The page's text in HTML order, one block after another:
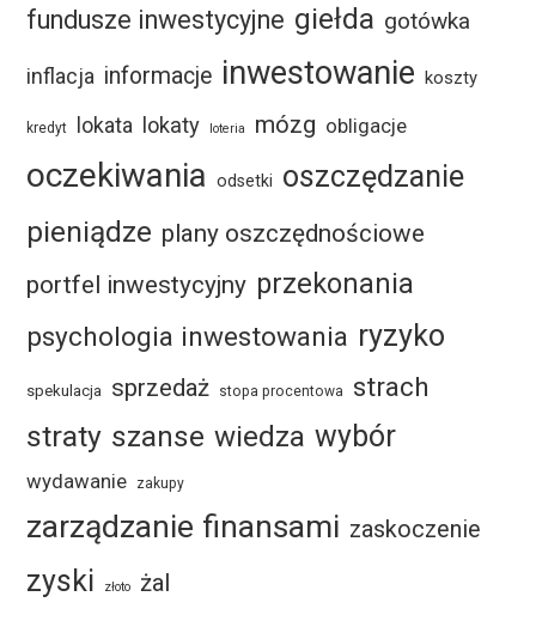
fundusze inwestycyjne giełda gotówka
inflacja informacje inwestowanie koszty
kredyt lokata lokaty loteria mózg obligacje
oczekiwania odsetki
oszczędzanie
pieniądze plany oszczędnościowe
portfel inwestycyjny przekonania
psychologia inwestowania ryzyko
spekulacja sprzedaż stopa procentowa strach
straty szanse wiedza wybór
wydawanie zakupy
zarządzanie finansami zaskoczenie
zyski złoto żal